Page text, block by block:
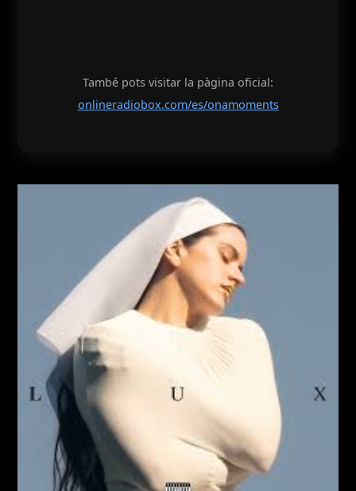
També pots visitar la pàgina oficial:
onlineradiobox.com/es/onamoments